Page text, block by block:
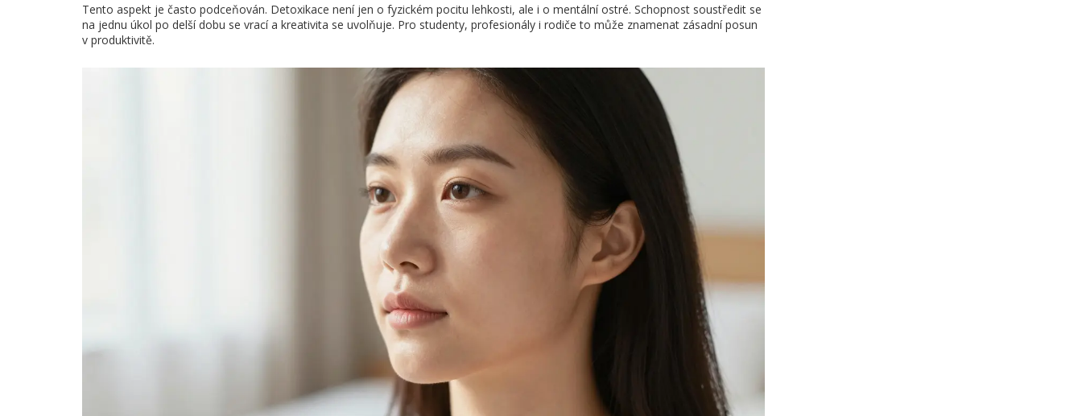
Tento aspekt je často podceňován. Detoxikace není jen o fyzickém pocitu lehkosti, ale i o mentální ostré. Schopnost soustředit se
na jednu úkol po delší dobu se vrací a kreativita se uvolňuje. Pro studenty, profesionály i rodiče to může znamenat zásadní posun
v produktivitě.